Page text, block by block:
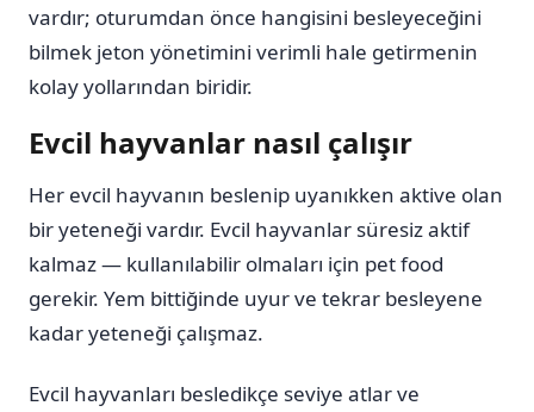
vardır; oturumdan önce hangisini besleyeceğini
bilmek jeton yönetimini verimli hale getirmenin
kolay yollarından biridir.
Evcil hayvanlar nasıl çalışır
Her evcil hayvanın beslenip uyanıkken aktive olan
bir yeteneği vardır. Evcil hayvanlar süresiz aktif
kalmaz — kullanılabilir olmaları için pet food
gerekir. Yem bittiğinde uyur ve tekrar besleyene
kadar yeteneği çalışmaz.
Evcil hayvanları besledikçe seviye atlar ve